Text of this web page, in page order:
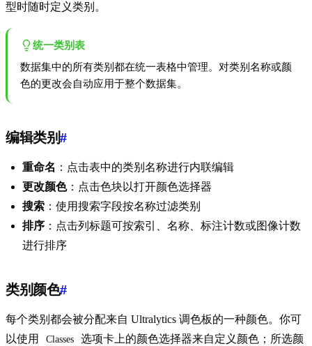
型时随时定义类别。
统一类别表
数据集中的所有类别都在统一表格中管理。对类别名称或颜
色的更改会自动应用于整个数据集。
编辑类别#
重命名 ：点击表中的类别名称进行内联编辑
更改颜色：点击色块以打开颜色选择器
搜索 ：使用搜索字段按名称过滤类别
排序 ：点击列标题可按索引、名称、标注计数或图像计数
进行排序
类别颜色#
每个类别都会被分配来自 Ultralytics 调色板的一种颜色。你可
以使用
Classes 选项卡上的颜色选择器来自定义颜色；所选颜